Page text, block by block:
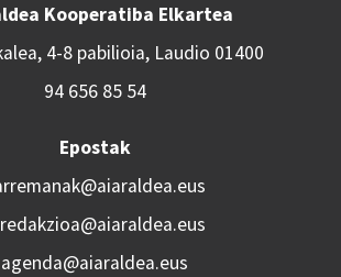
Kooperatiba Elkartea
4-8 pabilioia, Laudio 01400
94 656 85 54
Epostak
agenda@aiaraldea.eus